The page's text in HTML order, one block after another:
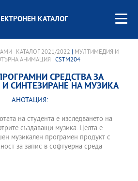
КАТАЛОГ
- КАТАЛОГ 2021/2022
МУЛТИМЕДИЯ И
АНИМАЦИЯ | CSTM204
СРЕДСТВА ЗА
СИНТЕЗИРАНЕ НА МУЗИКА
АНОТАЦИЯ:
на студента е изследването на
създаващи музика. Целта е
музикален програмен продукт с
за запис в софтуерна среда